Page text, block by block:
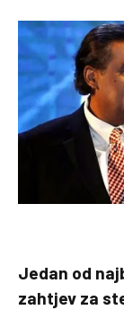
Jedan od
zahtjev za